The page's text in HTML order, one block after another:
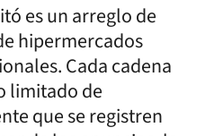
es un arreglo de
hipermercados
Cada cadena
limitado de
que se registren